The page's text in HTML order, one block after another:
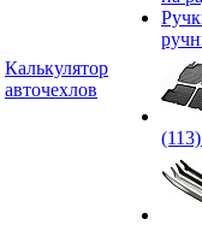
Калькулятор
авточехлов